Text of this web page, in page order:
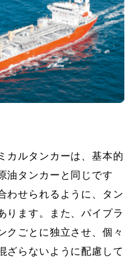
カルタンカーは、基本的
油タンカーと同じです
わせられるように、タン
ります。また、パイプラ
クごとに独立させ、個々
ざらないように配慮して